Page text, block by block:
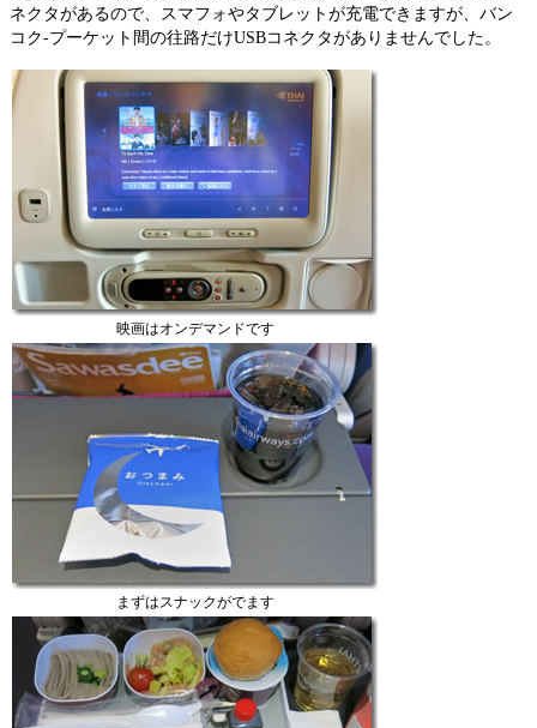
ネクタがあるので、スマフォやタブレットが充電できますが、バン
コク-プーケット間の往路だけUSBコネクタがありませんでした。
映画はオンデマンドです
まずはスナックがでます